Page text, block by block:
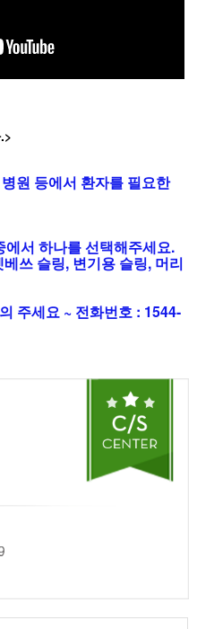
원 등에서 환자를 필요한
서 하나를 선택해주세요.
쓰 슬링, 변기용 슬링, 머리
주세요 ~ 전화번호 : 1544-